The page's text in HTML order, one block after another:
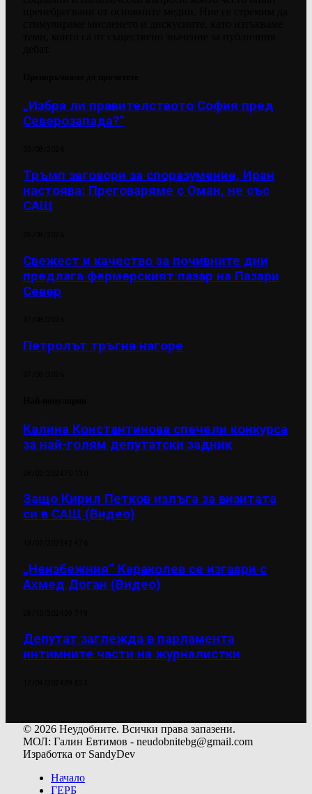
„Избра ли правителството София пред
Северозапада?“
Тръмп заговори за споразумение, Иран
настоява: Преговаряме с Оман, не със
САЩ
Свежест и качество за почивните дни
предлага фермерският пазар на Пазари
Север
Петролът тръгна нагоре
Калина Константинова спечели конкурса
за най-голям депутатски задник
Защо Кирил Петков излъга за визитата
си в САЩ (Видео)
„Неизбежния“ Караколев се изгаври с
Ахмед Доган (Видео)
Депутат заглежда в парламента
интимните части на журналистки
© 2026 Неудобните. Всички права запазени.
МОЛ: Галин Евтимов - neudobnitebg@gmail.com
Изработка от SandyDev
Начало
ГЕРБ